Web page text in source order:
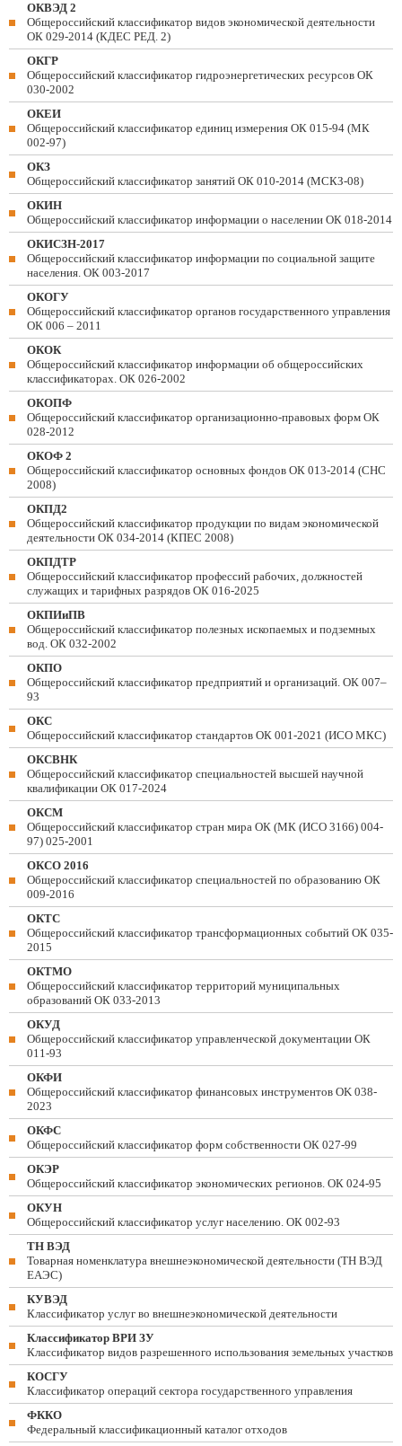
ОКВЭД 2
Общероссийский классификатор видов экономической деятельности
ОК 029-2014 (КДЕС РЕД. 2)
ОКГР
Общероссийский классификатор гидроэнергетических ресурсов ОК
030-2002
ОКЕИ
Общероссийский классификатор единиц измерения ОК 015-94 (МК
002-97)
ОКЗ
Общероссийский классификатор занятий ОК 010-2014 (МСКЗ-08)
ОКИН
Общероссийский классификатор информации о населении ОК 018-2014
ОКИСЗН-2017
Общероссийский классификатор информации по социальной защите
населения. ОК 003-2017
ОКОГУ
Общероссийский классификатор органов государственного управления
ОК 006 – 2011
ОКОК
Общероссийский классификатор информации об общероссийских
классификаторах. ОК 026-2002
ОКОПФ
Общероссийский классификатор организационно-правовых форм ОК
028-2012
ОКОФ 2
Общероссийский классификатор основных фондов ОК 013-2014 (СНС
2008)
ОКПД2
Общероссийский классификатор продукции по видам экономической
деятельности ОК 034-2014 (КПЕС 2008)
ОКПДТР
Общероссийский классификатор профессий рабочих, должностей
служащих и тарифных разрядов ОК 016-2025
ОКПИиПВ
Общероссийский классификатор полезных ископаемых и подземных
вод. ОК 032-2002
ОКПО
Общероссийский классификатор предприятий и организаций. ОК 007–
93
ОКС
Общероссийский классификатор стандартов ОК 001-2021 (ИСО МКС)
ОКСВНК
Общероссийский классификатор специальностей высшей научной
квалификации ОК 017-2024
ОКСМ
Общероссийский классификатор стран мира ОК (МК (ИСО 3166) 004-
97) 025-2001
ОКСО 2016
Общероссийский классификатор специальностей по образованию ОК
009-2016
ОКТС
Общероссийский классификатор трансформационных событий ОК 035-
2015
ОКТМО
Общероссийский классификатор территорий муниципальных
образований ОК 033-2013
ОКУД
Общероссийский классификатор управленческой документации ОК
011-93
ОКФИ
Общероссийский классификатор финансовых инструментов OK 038-
2023
ОКФС
Общероссийский классификатор форм собственности ОК 027-99
ОКЭР
Общероссийский классификатор экономических регионов. ОК 024-95
ОКУН
Общероссийский классификатор услуг населению. ОК 002-93
ТН ВЭД
Товарная номенклатура внешнеэкономической деятельности (ТН ВЭД
ЕАЭС)
КУВЭД
Классификатор услуг во внешнеэкономической деятельности
Классификатор ВРИ ЗУ
Классификатор видов разрешенного использования земельных участков
КОСГУ
Классификатор операций сектора государственного управления
ФККО
Федеральный классификационный каталог отходов